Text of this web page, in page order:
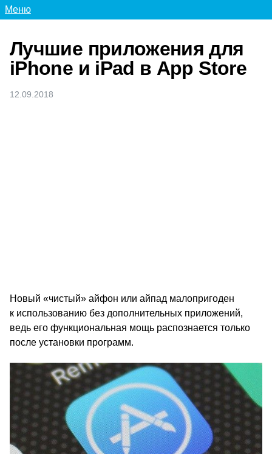
Меню
Лучшие приложения для
iPhone и iPad в App Store
12.09.2018
Новый «чистый» айфон или айпад малопригоден
к использованию без дополнительных приложений,
ведь его функциональная мощь распознается только
после установки программ.